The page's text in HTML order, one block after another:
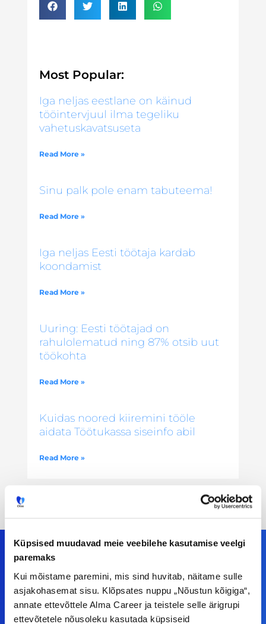
Küpsised muudavad meie veebilehe kasutamise veelgi
paremaks
Kui mõistame paremini, mis sind huvitab, näitame sulle
asjakohasemat sisu. Klõpsates nuppu „Nõustun kõigiga“,
annate ettevõttele Alma Career ja teistele selle ärigrupi
ettevõtetele nõusoleku kasutada küpsiseid
Most Popular:
Iga neljas eestlane on käinud
tööintervjuul ilma tegeliku
vahetuskavatsuseta
Read More »
Sinu palk pole enam tabuteema!
Read More »
Iga neljas Eesti töötaja kardab
koondamist
Read More »
Uuring: Eesti töötajad on
rahulolematud ning 87% otsib uut
töökohta
Read More »
Kuidas noored kiiremini tööle
aidata Töötukassa siseinfo abil
Read More »
Meiega leiad!
Tööelublogi.ee lehelt leiad kõik vajaliku, et olla